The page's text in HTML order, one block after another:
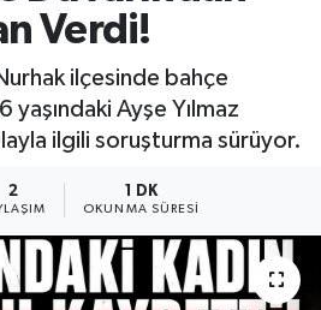
Verdi!
ilçesinde bahçe
yaşındaki Ayşe Yılmaz
ilgili soruşturma sürüyor.
2 1 DK
OKUNMA SÜRESI
ve Fikstür